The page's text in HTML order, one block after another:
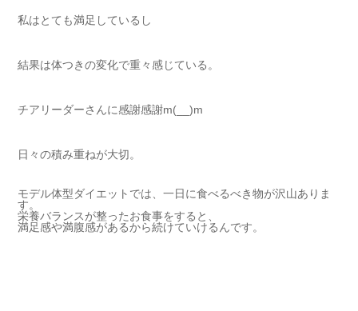
私はとても満足しているし
結果は体つきの変化で重々感じている。
チアリーダーさんに感謝感謝m(__)m
日々の積み重ねが大切。
モデル体型ダイエットでは、一日に食べるべき物が沢山ありま
す。
栄養バランスが整ったお食事をすると、
満足感や満腹感があるから続けていけるんです。